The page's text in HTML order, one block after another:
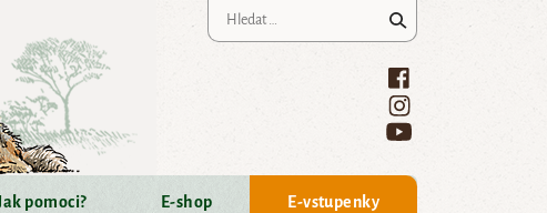
pomoci? E-shop E-vstupenky